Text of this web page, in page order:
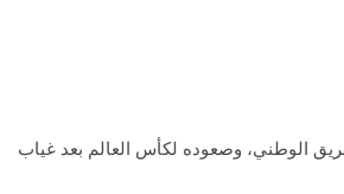
الوطني، وصعوده لكأس العالم بعد غياب